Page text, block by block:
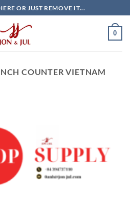
OR JUST REMOVE IT...
0
COUNTER VIETNAM